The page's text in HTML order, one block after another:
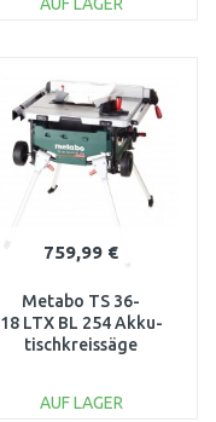
Vergleichen
759,99 €
Metabo TS 36-
18 LTX BL 254 Akku-
tischkreissäge
AUF LAGER